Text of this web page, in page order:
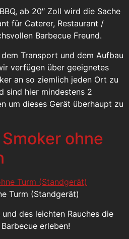
ab 20″ Zoll wird die Sache
für Caterer, Restaurant /
Barbecue Freund.
Transport und dem Aufbau
verfügen über geeignetes
an so ziemlich jeden Ort zu
sind hier mindestens 2
um dieses Gerät überhaupt zu
ohne
Turm (Standgerät)
des leichten Rauches die
erleben!